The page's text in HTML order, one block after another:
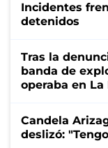
Incidentes
detenidos
Tras la
banda de
operaba en
Candela
deslizó: